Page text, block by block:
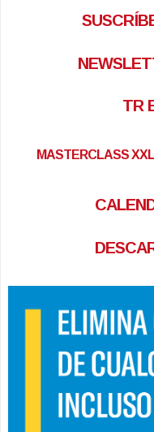
TR
MASTERCLASS XXL